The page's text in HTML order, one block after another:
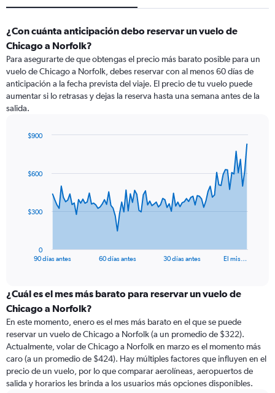
¿Con cuánta anticipación debo reservar un vuelo de
Chicago a Norfolk?
Para asegurarte de que obtengas el precio más barato posible para un
vuelo de Chicago a Norfolk, debes reservar con al menos 60 días de
anticipación a la fecha prevista del viaje. El precio de tu vuelo puede
aumentar si lo retrasas y dejas la reserva hasta una semana antes de la
salida.
data
The
categories.
Range:
categories.
The
chart
has
1
Y
90 días antes 60 días antes 30 días antes El mis…
0
$300
$600
$900
¿Cuál es el mes más barato para reservar un vuelo de
Chicago a Norfolk?
En este momento, enero es el mes más barato en el que se puede
reservar un vuelo de Chicago a Norfolk (a un promedio de $322).
Actualmente, volar de Chicago a Norfolk en marzo es el momento más
caro (a un promedio de $424). Hay múltiples factores que influyen en el
precio de un vuelo, por lo que comparar aerolíneas, aeropuertos de
salida y horarios les brinda a los usuarios más opciones disponibles.